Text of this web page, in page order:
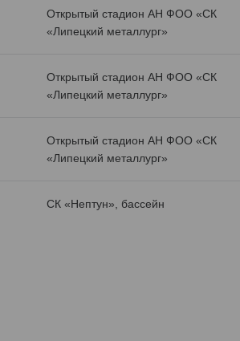
Открытый стадион АН ФОО «СК
«Липецкий металлург»
Открытый стадион АН ФОО «СК
«Липецкий металлург»
Открытый стадион АН ФОО «СК
«Липецкий металлург»
СК «Нептун», бассейн